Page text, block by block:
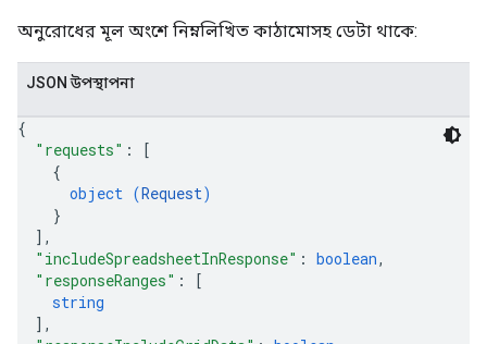
অনুরোধের মূল অংশে নিম্নলিখিত কাঠামোসহ ডেটা থাকে:
JSON উপস্থাপনা
{
"requests" :
[
{
object (Request)
}
] ,
"includeSpreadsheetInResponse" : boolean,
"responseRanges" :
[
string
] ,